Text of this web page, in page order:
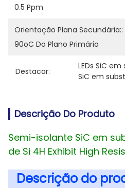
0.5 Ppm
Orientação Plana Secundária::
90oC Do Plano Primário
Destacar:
LEDs SiC
SiC em
Descrição Do Produto
Semi-isolante SiC em
de Si 4H Exhibit High
Descrição do